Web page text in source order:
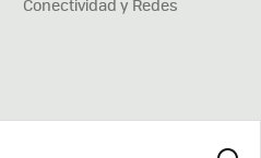
Conectividad y Redes